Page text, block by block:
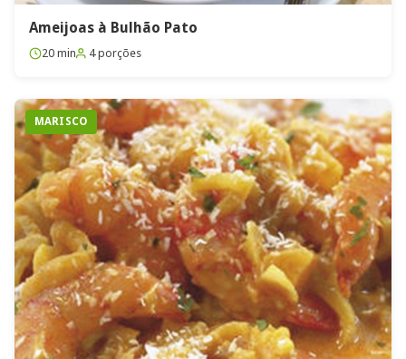
Ameijoas à Bulhão Pato
20 min 4 porções
MARISCO